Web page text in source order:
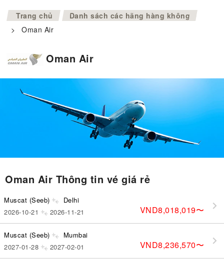
Trang chủ >
Danh sách các hãng hàng không
>
Oman Air
Oman Air
Oman Air Thông tin vé giá rẻ
Muscat (Seeb) Delhi
VND8,018,019〜
2026-10-21 2026-11-21
Muscat (Seeb) Mumbai
VND8,236,570〜
2027-01-28 2027-02-01